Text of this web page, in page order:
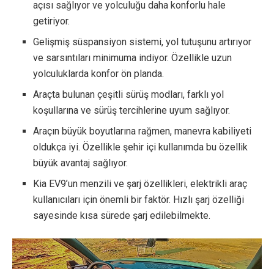
açısı sağlıyor ve yolculuğu daha konforlu hale
getiriyor.
Gelişmiş süspansiyon sistemi, yol tutuşunu artırıyor
ve sarsıntıları minimuma indiyor. Özellikle uzun
yolculuklarda konfor ön planda.
Araçta bulunan çeşitli sürüş modları, farklı yol
koşullarına ve sürüş tercihlerine uyum sağlıyor.
Araçın büyük boyutlarına rağmen, manevra kabiliyeti
oldukça iyi. Özellikle şehir içi kullanımda bu özellik
büyük avantaj sağlıyor.
Kia EV9’un menzili ve şarj özellikleri, elektrikli araç
kullanıcıları için önemli bir faktör. Hızlı şarj özelliği
sayesinde kısa sürede şarj edilebilmekte.